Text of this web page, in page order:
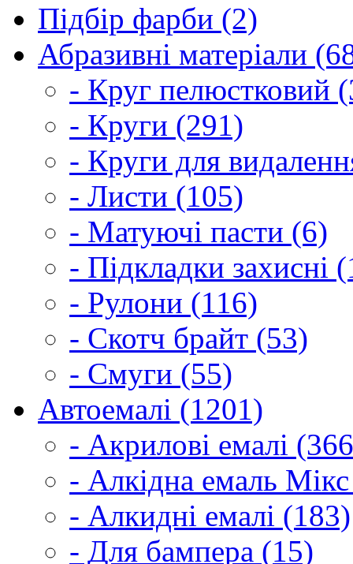
Підбір фарби (2)
Абразивні матеріали
- Круг пелюстковий
- Круги (291)
- Круги для
- Листи (105)
- Матуючі пасти (6)
- Підкладки захисні
- Рулони (116)
- Скотч брайт (53)
- Смуги (55)
Автоемалі (1201)
- Акрилові емалі
- Алкідна емаль
- Алкидні емалі (183)
- Для бампера (15)